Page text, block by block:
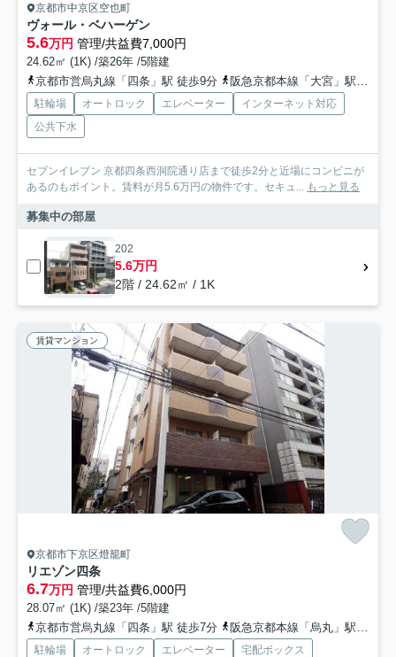
京都市中京区空也町
ヴォール・ベハーゲン
5.6万円 管理/共益費7,000円
24.62㎡ (1K) /築26年 /5階建
京都市営烏丸線「四条」駅 徒歩9分
阪急京都本線「大宮」駅 徒歩8分
駐輪場 オートロック エレベーター
インターネット対応
公共下水
セブンイレブン 京都四条西洞院通り店まで徒歩2分と近場にコンビニが
あるのもポイント。賃料が月5.6万円の物件です。セキュ...
もっと見る
募集中の部屋
202
5.6万円
2階 / 24.62㎡ / 1K
賃貸マンション
京都市下京区燈籠町
リエゾン四条
6.7万円 管理/共益費6,000円
28.07㎡ (1K) /築23年 /5階建
京都市営烏丸線「四条」駅 徒歩7分
阪急京都本線「烏丸」駅 徒歩9分
駐輪場 オートロック エレベーター
宅配ボックス